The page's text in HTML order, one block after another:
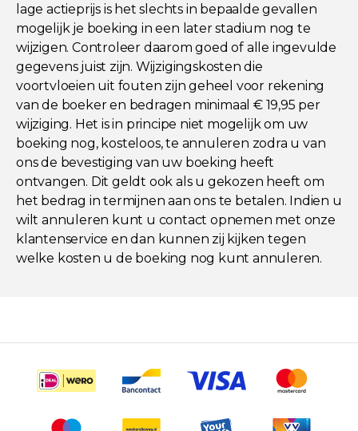
lage actieprijs is het slechts in bepaalde gevallen
mogelijk je boeking in een later stadium nog te
wijzigen. Controleer daarom goed of alle ingevulde
gegevens juist zijn. Wijzigingskosten die
voortvloeien uit fouten zijn geheel voor rekening
van de boeker en bedragen minimaal € 19,95 per
wijziging. Het is in principe niet mogelijk om uw
boeking nog, kosteloos, te annuleren zodra u van
ons de bevestiging van uw boeking heeft
ontvangen. Dit geldt ook als u gekozen heeft om
het bedrag in termijnen aan ons te betalen. Indien u
wilt annuleren kunt u contact opnemen met onze
klantenservice en dan kunnen zij kijken tegen
welke kosten u de boeking nog kunt annuleren.